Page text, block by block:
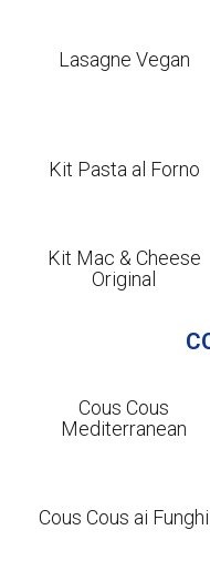
Lasagne Vegan
Kit Pasta al Forno
Kit Mac & Cheese
Original
Cous Cous
Mediterranean
Cous Cous ai Funghi